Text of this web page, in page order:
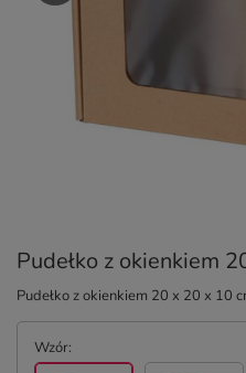
Pudełko z okienkiem
Pudełko z okienkiem 20 x 20 x 10
Wzór